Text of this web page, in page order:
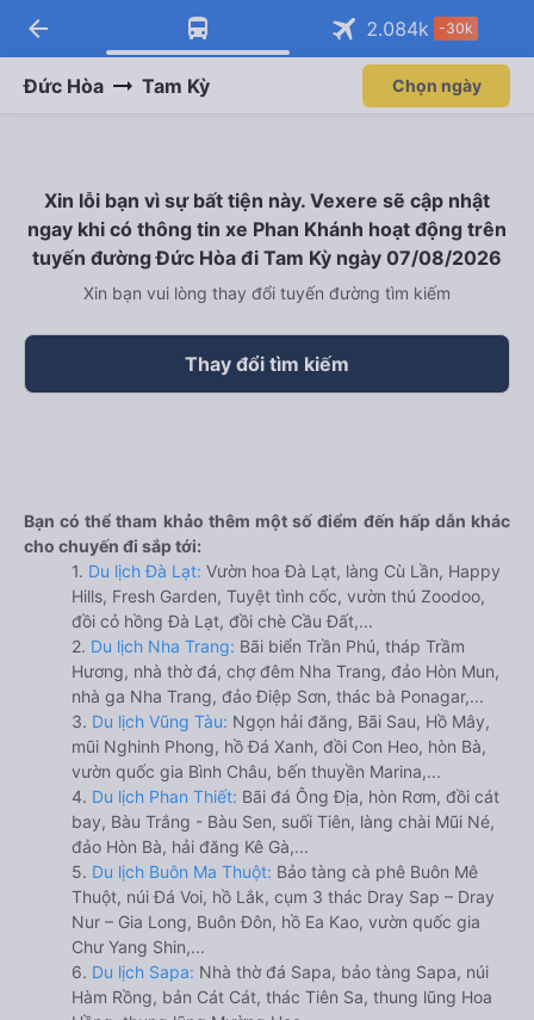
Tải app Vexere ngay!
Nhận ưu đãi thành viên độc
Mở app
Tải app Vexere
-30k/ghế khi đặt vé máy bay qua
Mở app
arrow_back 2.084k -30k
Đức Hòa Tam Kỳ Chọn ngày
Xin lỗi bạn vì sự bất tiện này. Vexere sẽ cập nhật
ngay khi có thông tin xe Phan Khánh hoạt động trên
tuyến đường Đức Hòa đi Tam Kỳ ngày 07/08/2026
Xin bạn vui lòng thay đổi tuyến đường tìm kiếm
Thay đổi tìm kiếm
Bạn có thể tham khảo thêm một số điểm đến hấp dẫn khác
cho chuyến đi sắp tới:
1. Du lịch Đà Lạt: Vườn hoa Đà Lạt, làng Cù Lần, Happy
Hills, Fresh Garden, Tuyệt tình cốc, vườn thú Zoodoo,
đồi cỏ hồng Đà Lạt, đồi chè Cầu Đất,...
2. Du lịch Nha Trang: Bãi biển Trần Phú, tháp Trầm
Hương, nhà thờ đá, chợ đêm Nha Trang, đảo Hòn Mun,
nhà ga Nha Trang, đảo Điệp Sơn, thác bà Ponagar,...
3. Du lịch Vũng Tàu: Ngọn hải đăng, Bãi Sau, Hồ Mây,
mũi Nghinh Phong, hồ Đá Xanh, đồi Con Heo, hòn Bà,
vườn quốc gia Bình Châu, bến thuyền Marina,...
4. Du lịch Phan Thiết: Bãi đá Ông Địa, hòn Rơm, đồi cát
bay, Bàu Trắng - Bàu Sen, suối Tiên, làng chài Mũi Né,
đảo Hòn Bà, hải đăng Kê Gà,...
5. Du lịch Buôn Ma Thuột: Bảo tàng cà phê Buôn Mê
Thuột, núi Đá Voi, hồ Lắk, cụm 3 thác Dray Sap – Dray
Nur – Gia Long, Buôn Đôn, hồ Ea Kao, vườn quốc gia
Chư Yang Shin,...
6. Du lịch Sapa: Nhà thờ đá Sapa, bảo tàng Sapa, núi
Hàm Rồng, bản Cát Cát, thác Tiên Sa, thung lũng Hoa